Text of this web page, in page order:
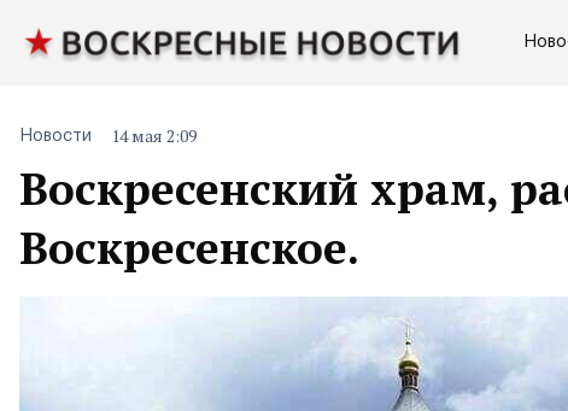
Воскресенский храм,
Воскресенское.
Новости 14 мая 2:09